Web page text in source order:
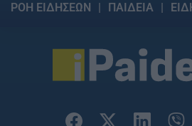
ΡΟΗ ΕΙΔΗΣΕΩΝ ΠΑΙΔΕΙΑ